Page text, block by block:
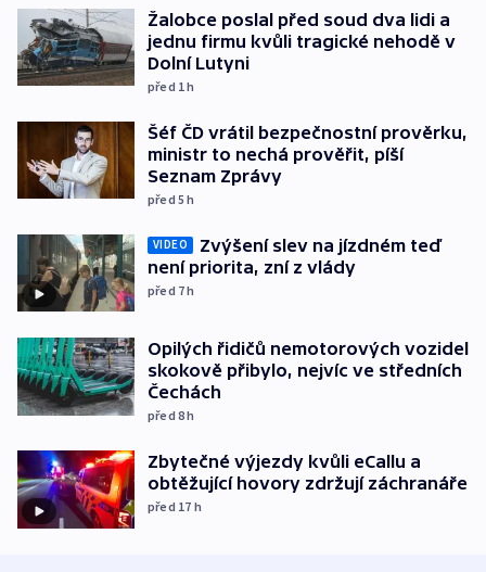
Žalobce poslal před soud dva lidi a
jednu firmu kvůli tragické nehodě v
Dolní Lutyni
před 1h
Šéf ČD vrátil bezpečnostní prověrku,
ministr to nechá prověřit, píší
Seznam Zprávy
před 5h
VIDEO
Zvýšení slev na jízdném teď
není priorita, zní z vlády
před 7h
Opilých řidičů nemotorových vozidel
skokově přibylo, nejvíc ve středních
Čechách
před 8h
Zbytečné výjezdy kvůli eCallu a
obtěžující hovory zdržují záchranáře
před 17 h